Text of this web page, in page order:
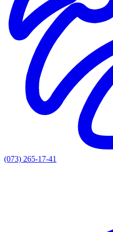
(073) 265-17-41